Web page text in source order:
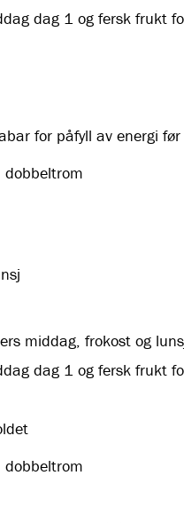
dag 1 og fersk frukt
for påfyll av energi
middag, frokost og
dag 1 og fersk frukt